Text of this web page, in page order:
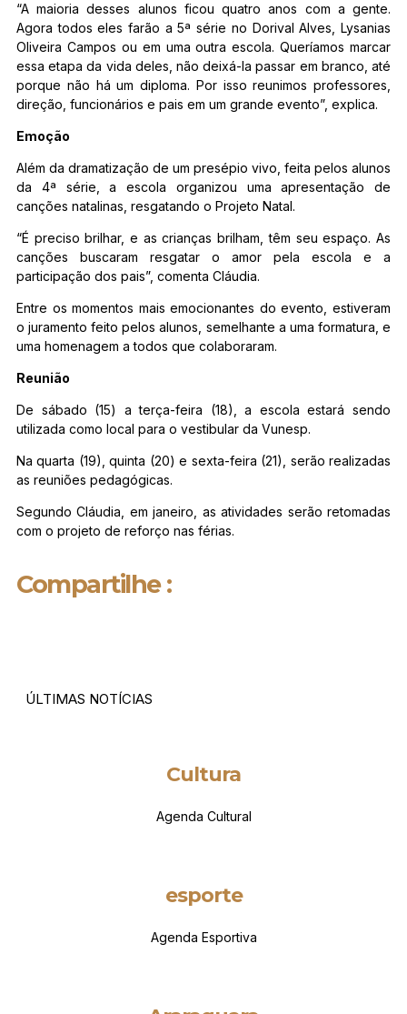
“A maioria desses alunos ficou quatro anos com a gente.
Agora todos eles farão a 5ª série no Dorival Alves, Lysanias
Oliveira Campos ou em uma outra escola. Queríamos marcar
essa etapa da vida deles, não deixá-la passar em branco, até
porque não há um diploma. Por isso reunimos professores,
direção, funcionários e pais em um grande evento”, explica.
Emoção
Além da dramatização de um presépio vivo, feita pelos alunos
da 4ª série, a escola organizou uma apresentação de
canções natalinas, resgatando o Projeto Natal.
“É preciso brilhar, e as crianças brilham, têm seu espaço. As
canções buscaram resgatar o amor pela escola e a
participação dos pais”, comenta Cláudia.
Entre os momentos mais emocionantes do evento, estiveram
o juramento feito pelos alunos, semelhante a uma formatura, e
uma homenagem a todos que colaboraram.
Reunião
De sábado (15) a terça-feira (18), a escola estará sendo
utilizada como local para o vestibular da Vunesp.
Na quarta (19), quinta (20) e sexta-feira (21), serão realizadas
as reuniões pedagógicas.
Segundo Cláudia, em janeiro, as atividades serão retomadas
com o projeto de reforço nas férias.
Compartilhe :
ÚLTIMAS NOTÍCIAS
Cultura
Agenda Cultural
esporte
Agenda Esportiva